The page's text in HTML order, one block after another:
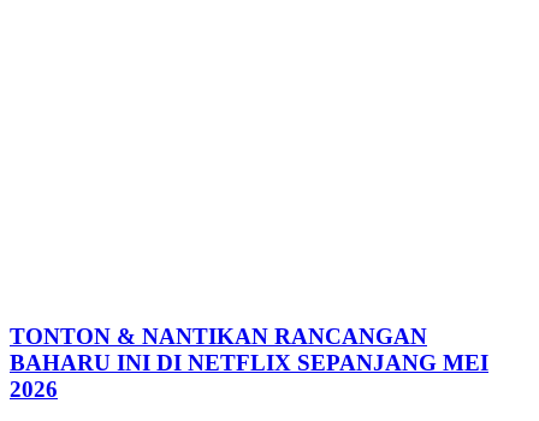
TONTON & NANTIKAN RANCANGAN
BAHARU INI DI NETFLIX SEPANJANG MEI
2026